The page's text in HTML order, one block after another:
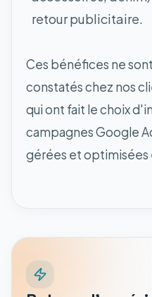
retour publicitaire.
Ces bénéfices ne
constatés chez nos
qui ont fait le choix
campagnes Google
gérées et optimisées